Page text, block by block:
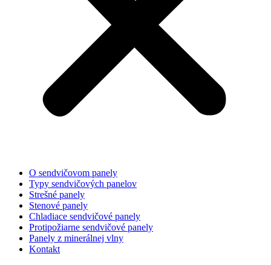
O sendvičovom panely
Typy sendvičových panelov
Strešné panely
Stenové panely
Chladiace sendvičové panely
Protipožiarne sendvičové panely
Panely z minerálnej vlny
Kontakt